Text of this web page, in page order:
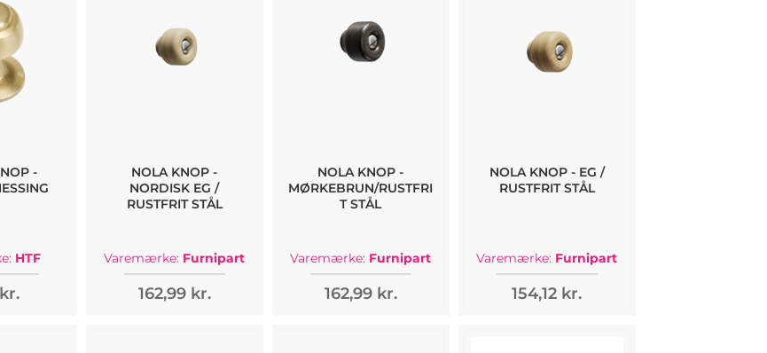
-
HTF
NOLA KNOP -
NORDISK EG /
RUSTFRIT STÅL
Varemærke: Furnipart
162,99 kr.
NOLA KNOP -
MØRKEBRUN/RUSTFRI
T STÅL
Varemærke: Furnipart
162,99 kr.
NOLA KNOP - EG /
RUSTFRIT STÅL
Varemærke: Furnipart
154,12 kr.